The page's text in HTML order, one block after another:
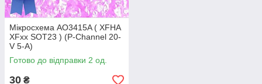
Мікросхема AO3415A ( XFHA
XFxx SOT23 ) (P-Channel 20-
V 5-A)
Готово до відправки 2 од.
30 ₴